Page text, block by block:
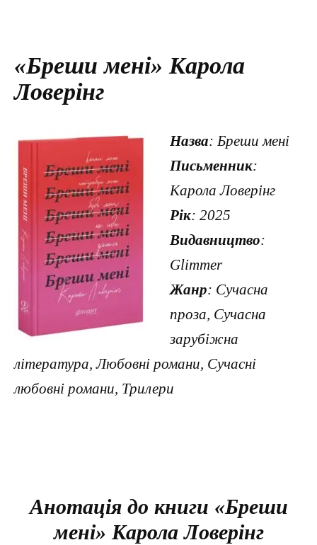
«Бреши мені» Карола
Ловерінг
Назва: Бреши мені
Письменник:
Карола Ловерінг
Рік: 2025
Видавництво:
Glimmer
Жанр: Сучасна
проза, Сучасна
зарубіжна
література, Любовні романи, Сучасні
любовні романи, Трилери
Анотація до книги «Бреши
мені» Карола Ловерінг